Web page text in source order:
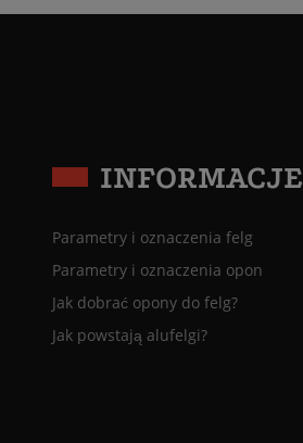
INFORMACJE
Parametry i oznaczenia felg
Parametry i oznaczenia opon
Jak dobrać opony do felg?
Jak powstają alufelgi?